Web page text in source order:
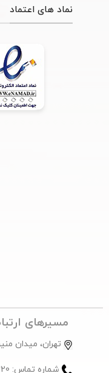
نماد های اعتماد
مسیرهای
تهران، میدان
شماره تماس: 09123656320